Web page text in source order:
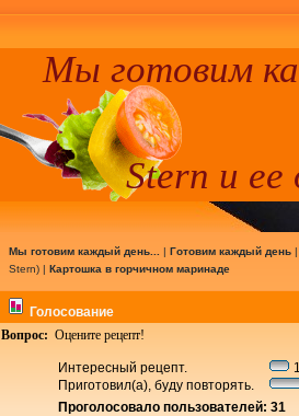
Мы готовим
Stern и ее
Мы готовим каждый день... | Готовим каждый день
Stern) | Картошка в горчичном маринаде
Голосование
Вопрос: Оцените рецепт!
Интересный рецепт.
Приготовил(а), буду повторять.
Проголосовало пользователей: 31